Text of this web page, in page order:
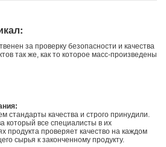
за проверку безопасности и качества
так же, как то которое масс-произведены
стандарты качества и строго принудили.
который все специалисты в их
продукта проверяет качество на каждом
сырья к законченному продукту.